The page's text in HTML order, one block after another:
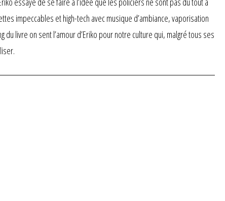
impeccables et high-tech avec musique d’ambiance, vaporisation
livre on sent l’amour d’Eriko pour notre culture qui, malgré tous ses